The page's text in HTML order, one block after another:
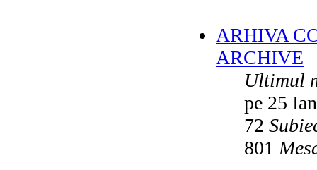
ARHIVA
ARCHIVE
Ultimul
pe 25
72
801